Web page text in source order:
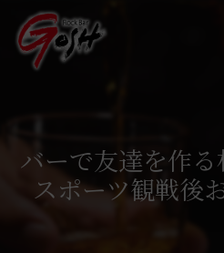
バーで友達を作
スポーツ観戦後